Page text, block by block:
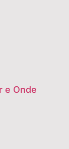
e Onde